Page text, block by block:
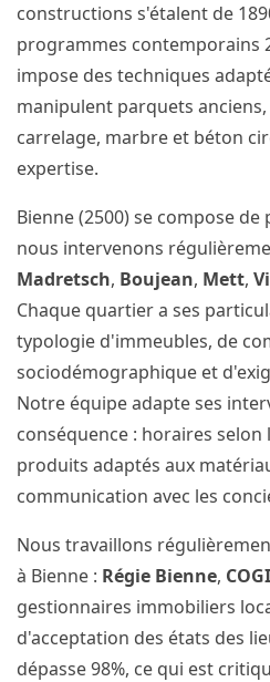
constructions s'étalent de
programmes contemporains
impose des techniques
manipulent parquets
carrelage, marbre et béton
expertise.
Bienne (2500) se compose
nous intervenons
Madretsch, Boujean, Mett,
Chaque quartier a ses
typologie d'immeubles, de
sociodémographique et
Notre équipe adapte ses
conséquence : horaires selon
produits adaptés aux
communication avec les
Nous travaillons
à Bienne : Régie Bienne,
gestionnaires immobiliers
d'acceptation des états des
dépasse 98%, ce qui est